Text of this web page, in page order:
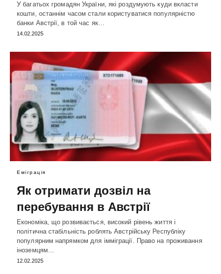
У багатьох громадян України, які роздумують куди вкласти
кошти, останнім часом стали користуватися популярністю
банки Австрії, в той час як…
14.02.2025
Еміграція
Як отримати дозвіл на
перебування в Австрії
Економіка, що розвивається, високий рівень життя і
політична стабільність роблять Австрійську Республіку
популярним напрямком для імміграції. Право на проживання
іноземцям…
12.02.2025